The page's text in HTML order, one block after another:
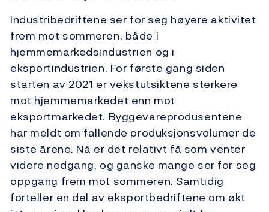
Industribedriftene ser for seg høyere aktivitet
frem mot sommeren, både i
hjemmemarkedsindustrien og i
eksportindustrien. For første gang siden
starten av 2021 er vekstutsiktene sterkere
mot hjemmemarkedet enn mot
eksportmarkedet. Byggevareprodusentene
har meldt om fallende produksjonsvolumer de
siste årene. Nå er det relativt få som venter
videre nedgang, og ganske mange ser for seg
oppgang frem mot sommeren. Samtidig
forteller en del av eksportbedriftene om økt